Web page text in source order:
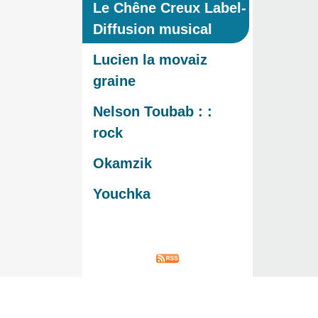
Le Chêne Creux Label-
Diffusion musical
Lucien la movaiz
graine
Nelson Toubab : :
rock
Okamzik
Youchka